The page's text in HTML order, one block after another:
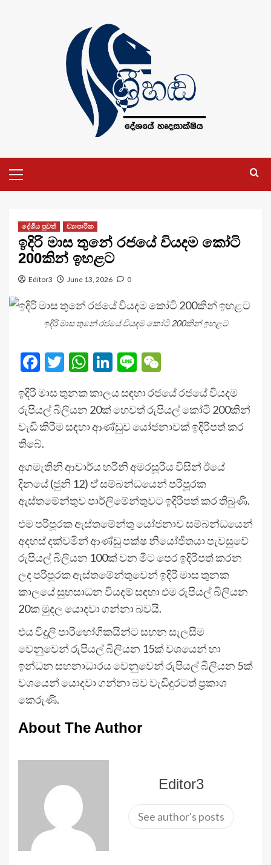
Menu
දේශීය පුවත් ව්‍යාපාරික
ඉදිරි මාස තුනේ රජයේ වියදම කෝටි
200කින් ඉහළට
Editor3 June 13, 2026 0
ඉදිරි මාස තුනේ රජයේ වියදම කෝටි 200කින් ඉහළට
Facebook
Twitter
WhatsApp
LinkedIn
Line
ඉදිරි මාස තුනක කාලය සඳහා රජයේ රජයේ වියදම
රුපියල් බිලියන 20ක් හෙවත් රුපියල් කෝටි 200කින්
වැඩි කිරීම සඳහා ආණ්ඩුව යෝජනාවක් ඉදිරිපත් කර
තිබේ.
අගමැතිනි ආචාර්ය හරිනි අමරසූරිය විසින් ඊයේ
දිනයේ (ජුනි 12) ඒ සම්බන්ධයෙන් පරිපූරක
ඇස්තමේන්තුව පාර්ලිමේන්තුවට ඉදිරිපත් කර තිබුණි.
එම පරිපූරක ඇස්තමේන්තු යෝජනාව සම්බන්ධයෙන්
අදහස් දක්වමින් ආණ්ඩු පක්ෂ නියෝජිතයා පැවසුවේ
රුපියල් බිලියන 100ක් වන මීට පෙර ඉදිරිපත් කරන
ලද පරිපූරක ඇස්තමේන්තුවෙන් ඉදිරි මාස තුනක
කාලයේ සුභසාධන වියදම් සඳහා එම රුපියල් බිලියන
20ක මුදල යොදවා ගන්නා බවයි.
එය විදුලි පාරිභෝගිකයින්ට සහන සැලසීම
වෙනුවෙන් රුපියල් බිලියන 15ක් වශයෙන් හා
ඉන්ධන සහනාධාරය වෙනුවෙන් රුපියල් බිලියන 5ක්
වශයෙන් යොදවා ගන්නා බව වැඩිදුරටත් ප්‍රකාශ
කෙරුණි.
About The Author
Editor3
See author's posts